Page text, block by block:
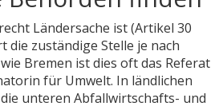
Ländersache ist (Artikel 30
die zuständige Stelle je nach
Bremen ist dies oft das Referat
für Umwelt. In ländlichen
unteren Abfallwirtschafts- und